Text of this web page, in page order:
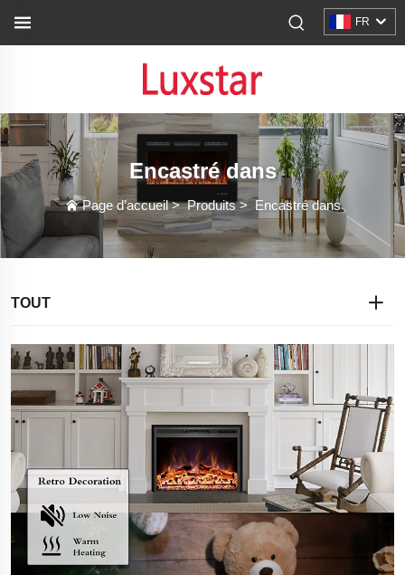
FR
Encastré dans
Page d’accueil>Produits>Encastré dans
TOUT